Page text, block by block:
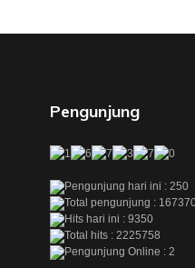
Pengunjung
Pengunjung hari ini : 250
Total pengunjung :
Hits hari ini : 9350
Total hits : 2225758
Pengunjung Online : 2